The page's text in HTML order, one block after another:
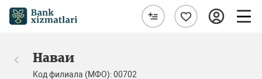
Наваи
Код филиала (МФО): 00702